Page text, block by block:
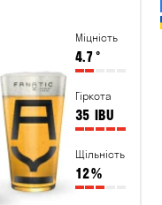
Міцність
4.7°
Гіркота
35 IBU
Щільність
12%